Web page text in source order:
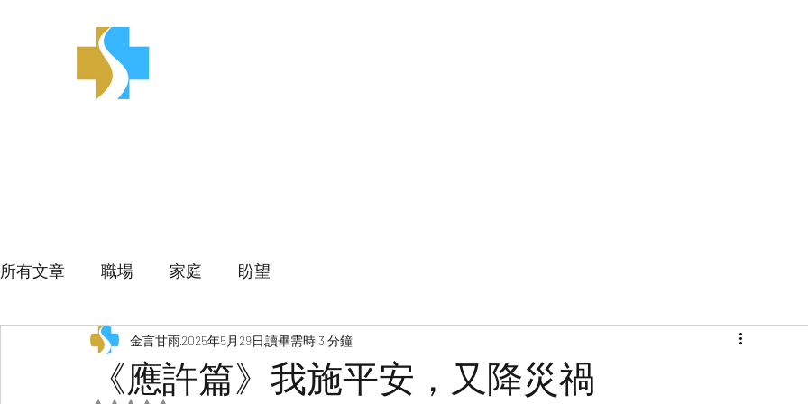
所有文章 職場 家庭 盼望
《應許篇》我施平安，又降災禍
金言甘雨2025年5月29日讀畢需時 3 分鐘